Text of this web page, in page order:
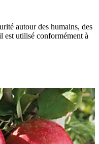
autour des humains, des
est utilisé conformément à